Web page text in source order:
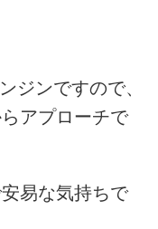
ジンですので、
アプローチで
易な気持ちで